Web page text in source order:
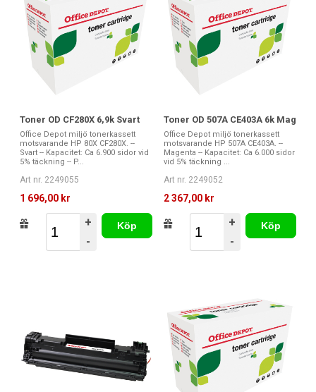
Toner OD CF280X 6,9k Svart
Office Depot miljö tonerkassett
motsvarande HP 80X CF280X. --
Svart -- Kapacitet: Ca 6.900 sidor vid
5% täckning -- P...
Art nr. 2249055
1 696,00 kr
+
-
Köp
Toner OD 507A CE403A 6k Mag
Office Depot miljö tonerkassett
motsvarande HP 507A CE403A. --
Magenta -- Kapacitet: Ca 6.000 sidor
vid 5% täckning ...
Art nr. 2249052
2 367,00 kr
+
-
Köp